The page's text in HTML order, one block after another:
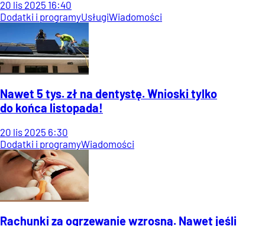
20 lis 2025 16:40
Dodatki i programyUsługiWiadomości
Nawet 5 tys. zł na dentystę. Wnioski tylko
do końca listopada!
20 lis 2025 6:30
Dodatki i programyWiadomości
Rachunki za ogrzewanie wzrosną. Nawet jeśli